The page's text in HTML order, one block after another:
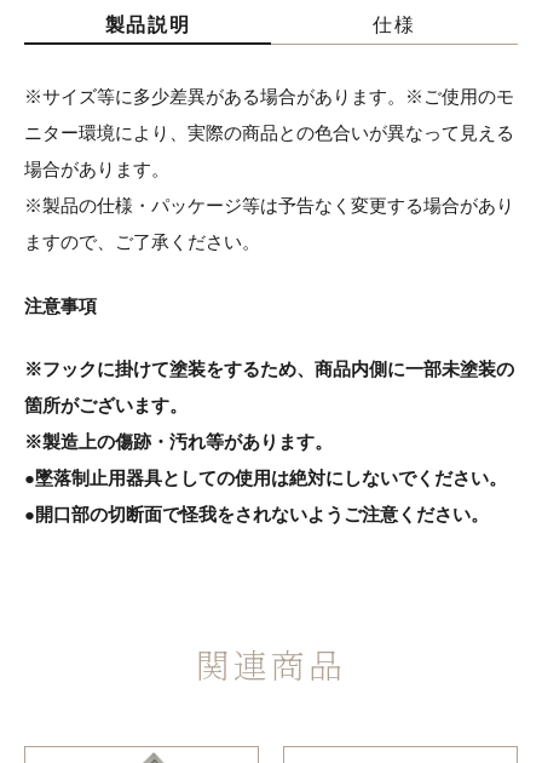
製品説明 仕様
※サイズ等に多少差異がある場合があります。※ご使用のモ
ニター環境により、実際の商品との色合いが異なって見える
場合があります。
※製品の仕様・パッケージ等は予告なく変更する場合があり
ますので、ご了承ください。
注意事項
※フックに掛けて塗装をするため、商品内側に一部未塗装の
箇所がございます。
※製造上の傷跡・汚れ等があります。
●墜落制止用器具としての使用は絶対にしないでください。
●開口部の切断面で怪我をされないようご注意ください。
関連商品